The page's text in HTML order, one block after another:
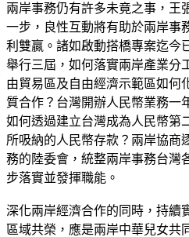
兩岸事務仍有許多未竟之事，王
一步，良性互動將有助於兩岸事
利雙贏。諸如啟動搭橋專案迄今
舉行三屆，如何落實兩岸產業分
由貿易區及自由經濟示範區如何
質合作？台灣開辦人民幣業務一
如何透過建立台灣成為人民幣第
所吸納的人民幣存款？兩岸協商
務的陸委會，統整兩岸事務台灣
步落實並發揮職能。
深化兩岸經濟合作的同時，持續
區域共榮，應是兩岸中華兒女共